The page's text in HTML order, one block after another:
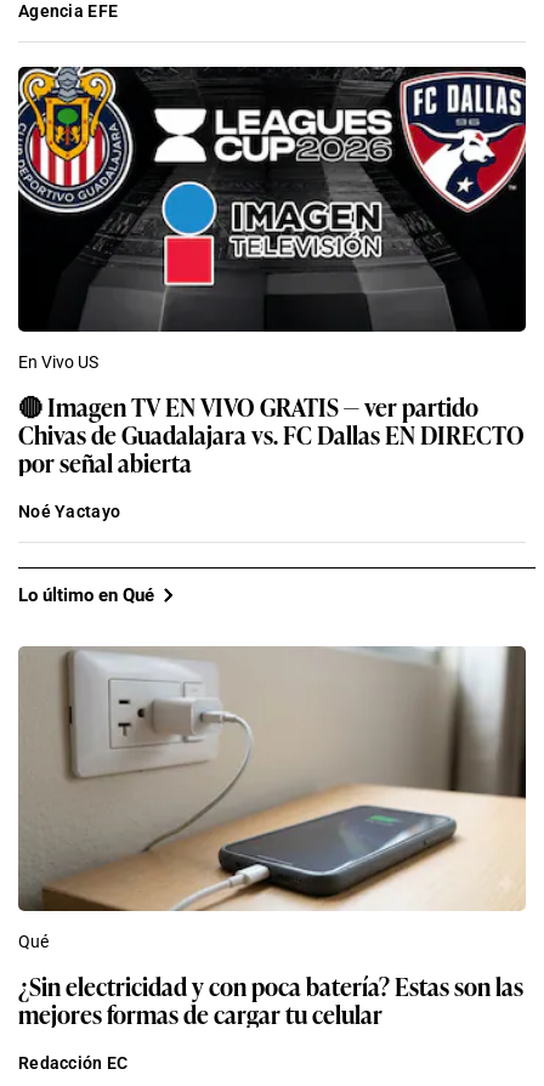
Agencia EFE
En Vivo US
🔴 Imagen TV EN VIVO GRATIS — ver partido
Chivas de Guadalajara vs. FC Dallas EN DIRECTO
por señal abierta
Noé Yactayo
Lo último en Qué
Qué
¿Sin electricidad y con poca batería? Estas son las
mejores formas de cargar tu celular
Redacción EC